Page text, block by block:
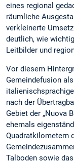
eines regional
räumliche
verkleinerte
deutlich, wie
Leitbilder und
Vor diesem
Gemeindefusion
nach der
Gebiet der „Nuova
ehemals
Quadratkilometern
Talboden sowie